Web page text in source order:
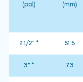
(pol) (mm)
2.1/2" * 61.5
3" * 73